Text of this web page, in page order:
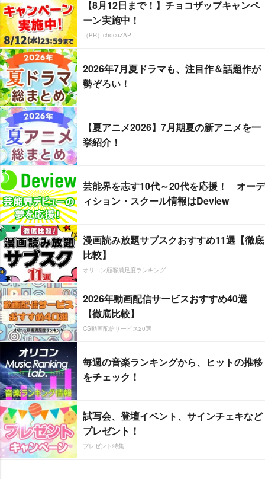
【8月12日まで！】チョコザップキャンペ
ーン実施中！
（PR）chocoZAP
2026年7月夏ドラマも、注目作＆話題作が
勢ぞろい！
【夏アニメ2026】7月期夏の新アニメを一
挙紹介！
芸能界を志す10代～20代を応援！ オーデ
ィション・スクール情報はDeview
漫画読み放題サブスクおすすめ11選【徹底
比較】
オリコン顧客満足度ランキング
2026年動画配信サービスおすすめ40選
【徹底比較】
CS動画配信サービス20選
毎週の音楽ランキングから、ヒットの推移
をチェック！
試写会、登壇イベント、サインチェキなど
プレゼント！
プレゼント特集